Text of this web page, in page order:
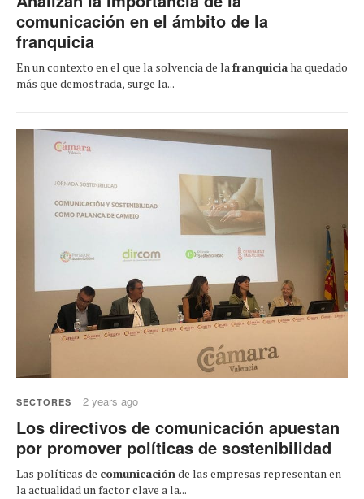
comunicación en el ámbito de la
franquicia
En un contexto en el que la solvencia de lafranquiciaha quedado
más que demostrada, surge la...
SECTORES 2 years ago
Los directivos de comunicación apuestan
por promover políticas de sostenibilidad
Las políticas de comunicaciónde las empresas representan en
la actualidad un factor clave a la...